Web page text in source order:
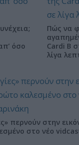
όσο
Πώς να
Cardi B
λίγα
περνούν στην
στο νέο